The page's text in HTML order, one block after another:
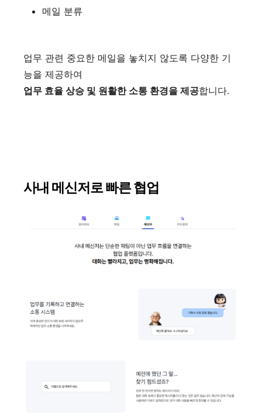
메일 분류
업무 관련 중요한 메일을 놓치지 않도록 다양한 기
능을 제공하여
업무 효율 상승 및 원활한 소통 환경을 제공합니다.
사내 메신저로 빠른 협업